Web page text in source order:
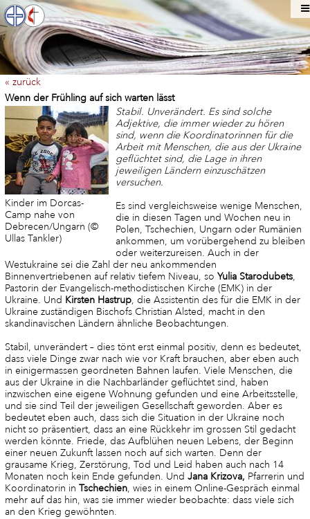
« zurück
Wenn der Frühling auf sich warten lässt
Kinder im Dorcas-
Camp nahe von
Debrecen/Ungarn (©
Ullas Tankler)
Stabil. Unverändert. Es sind solche
Adjektive, die immer wieder zu hören
sind, wenn die Koordinatorinnen für die
Arbeit mit Menschen, die aus der Ukraine
geflüchtet sind, die Lage in ihren
jeweiligen Ländern einzuschätzen
versuchen.
Es sind vergleichsweise wenige Menschen,
die in diesen Tagen und Wochen neu in
Polen, Tschechien, Ungarn oder Rumänien
ankommen, um vorübergehend zu bleiben
oder weiterzureisen. Auch in der
Westukraine sei die Zahl der neu ankommenden
Binnenvertriebenen auf relativ tiefem Niveau, so Yulia Starodubets,
Pastorin der Evangelisch-methodistischen Kirche (EMK) in der
Ukraine. Und Kirsten Hastrup, die Assistentin des für die EMK in der
Ukraine zuständigen Bischofs Christian Alsted, macht in den
skandinavischen Ländern ähnliche Beobachtungen.
Stabil, unverändert – dies tönt erst einmal positiv, denn es bedeutet,
dass viele Dinge zwar nach wie vor Kraft brauchen, aber eben auch
in einigermassen geordneten Bahnen laufen. Viele Menschen, die
aus der Ukraine in die Nachbarländer geflüchtet sind, haben
inzwischen eine eigene Wohnung gefunden und eine Arbeitsstelle,
und sie sind Teil der jeweiligen Gesellschaft geworden. Aber es
bedeutet eben auch, dass sich die Situation in der Ukraine noch
nicht so präsentiert, dass an eine Rückkehr im grossen Stil gedacht
werden könnte. Friede, das Aufblühen neuen Lebens, der Beginn
einer neuen Zukunft lassen noch auf sich warten. Denn der
grausame Krieg, Zerstörung, Tod und Leid haben auch nach 14
Monaten noch kein Ende gefunden. Und Jana Krizova, Pfarrerin und
Koordinatorin in Tschechien, wies in einem Online-Gespräch einmal
mehr auf das hin, was sie immer wieder beobachte: dass viele sich
an den Krieg gewöhnten.